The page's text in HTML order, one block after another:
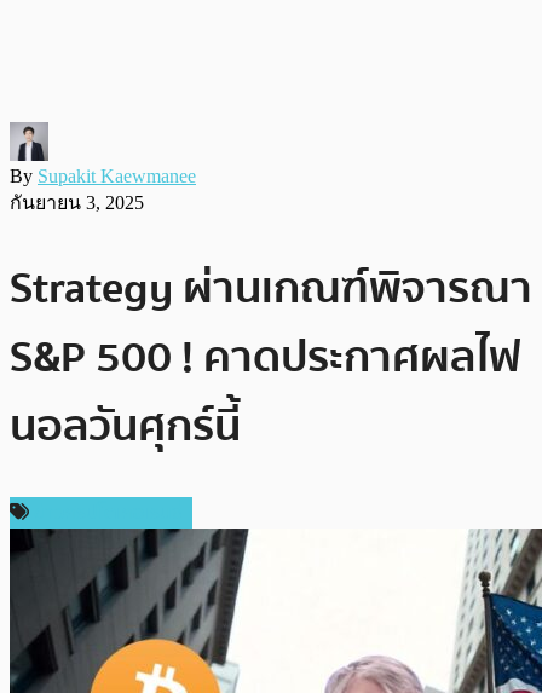
By Supakit Kaewmanee
กันยายน 3, 2025
Strategy ผ่านเกณฑ์พิจารณา
S&P 500 ! คาดประกาศผลไฟ
นอลวันศุกร์นี้